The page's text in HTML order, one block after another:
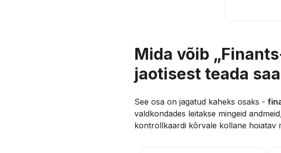
Mida võib
jaotisest teada
See osa on jagatud kaheks osaks -
valdkondades leitakse mingeid
kontrollkaardi kõrvale kollane hoiatav